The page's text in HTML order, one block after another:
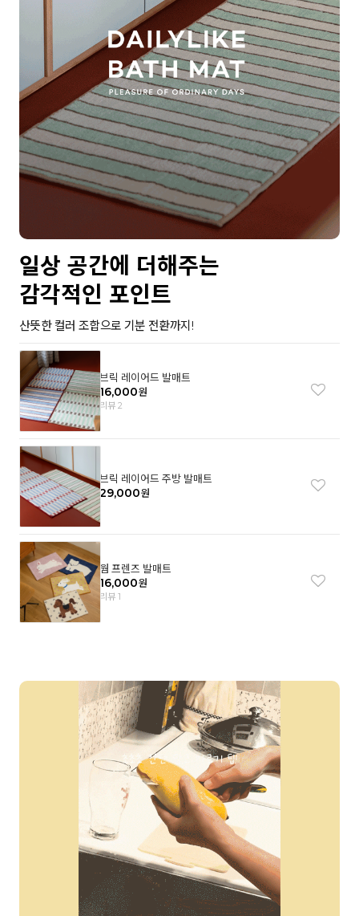
일상 공간에 더해주는
감각적인 포인트
산뜻한 컬러 조합으로 기분 전환까지!
브릭 레이어드 발매트
16,000원
리뷰 2
브릭 레이어드 주방 발매트
29,000원
웜 프렌즈 발매트
16,000원
리뷰 1